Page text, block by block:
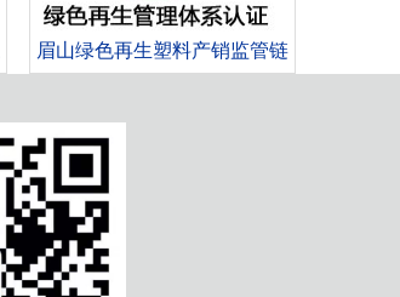
眉山绿色再生塑料产销监管链
认证